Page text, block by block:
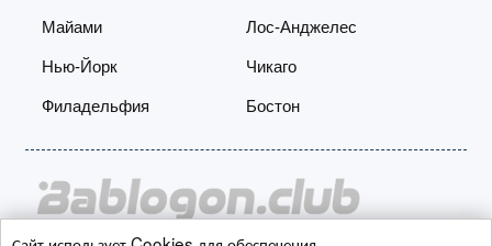
Майами Лос-Анджелес
Нью-Йорк Чикаго
Филадельфия Бостон